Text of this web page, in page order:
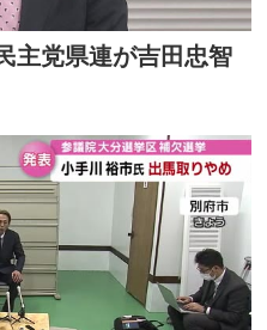
党県連が吉田忠智